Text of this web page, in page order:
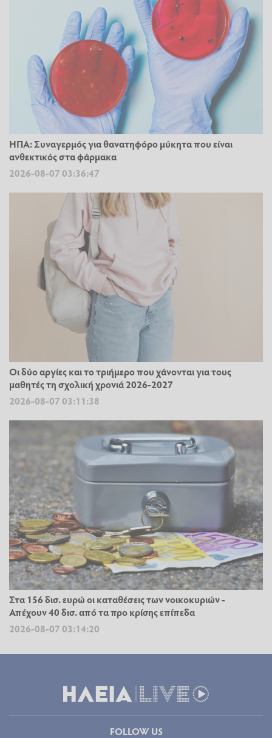
ΗΠΑ: Συναγερμός για θανατηφόρο μύκητα που είναι
ανθεκτικός στα φάρμακα
2026-08-07 03:36:47
Οι δύο αργίες και το τριήμερο που χάνονται για τους
μαθητές τη σχολική χρονιά 2026-2027
2026-08-07 03:11:38
Στα 156 δισ. ευρώ οι καταθέσεις των νοικοκυριών -
Απέχουν 40 δισ. από τα προ κρίσης επίπεδα
2026-08-07 03:14:20
FOLLOW US